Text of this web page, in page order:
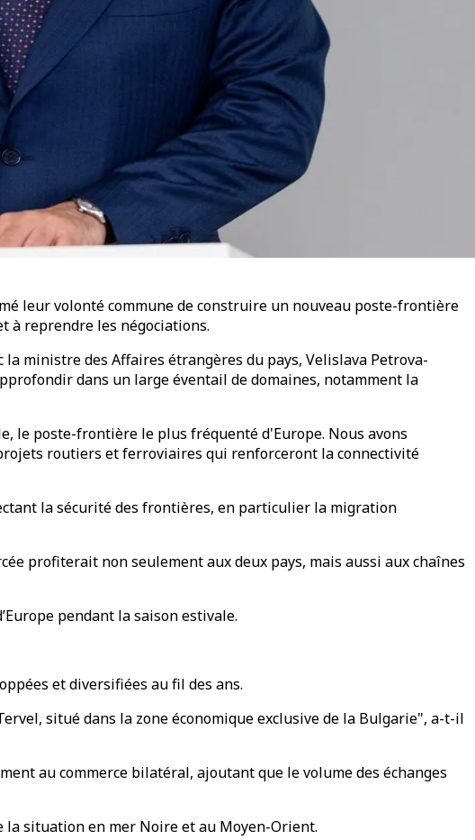
leur volonté commune de construire un nouveau poste-frontière
à reprendre les négociations.
ministre des Affaires étrangères du pays, Velislava Petrova-
dans un large éventail de domaines, notamment la
le poste-frontière le plus fréquenté d'Europe. Nous avons
routiers et ferroviaires qui renforceront la connectivité
la sécurité des frontières, en particulier la migration
profiterait non seulement aux deux pays, mais aussi aux chaînes
pendant la saison estivale.
et diversifiées au fil des ans.
situé dans la zone économique exclusive de la Bulgarie", a-t-il
au commerce bilatéral, ajoutant que le volume des échanges
la situation en mer Noire et au Moyen-Orient.